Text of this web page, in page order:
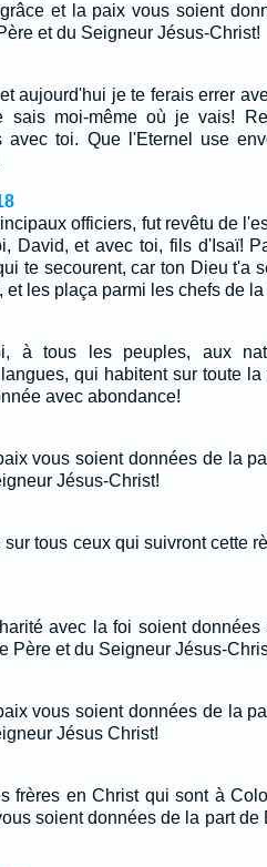
et la paix vous soient
et du Seigneur Jésus-Christ!
aujourd'hui je te ferais errer
moi-même où je vais!
avec toi. Que l'Eternel use
officiers, fut revêtu de
David, et avec toi, fils d'Isaï!
te secourent, car ton Dieu t'a
et les plaça parmi les chefs de la
à tous les peuples, aux
qui habitent sur toute la
avec abondance!
vous soient données de la
Jésus-Christ!
sur tous ceux qui suivront cette
avec la foi soient données
Père et du Seigneur Jésus-
vous soient données de la
Jésus Christ!
frères en Christ qui sont à
soient données de la part de